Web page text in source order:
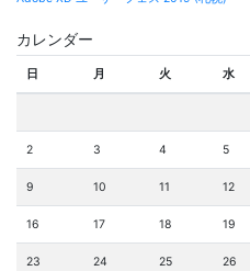
カレンダー
日 月 火 水
2 3 4 5
9 10 11 12
16 17 18 19
23 24 25 26